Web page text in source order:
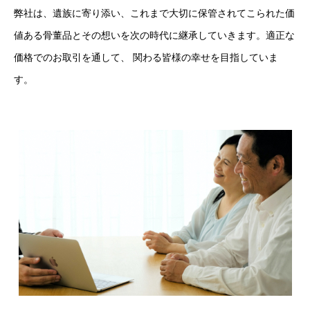
弊社は、遺族に寄り添い、これまで大切に保管されてこられた価
値ある骨董品とその想いを次の時代に継承していきます。適正な
価格でのお取引を通して、 関わる皆様の幸せを目指していま
す。